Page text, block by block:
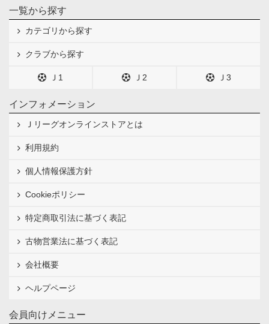
一覧から探す
カテゴリから探す
クラブから探す
Ｊ1 Ｊ2 Ｊ3
インフォメーション
Ｊリーグオンラインストアとは
利用規約
個人情報保護方針
Cookieポリシー
特定商取引法に基づく表記
古物営業法に基づく表記
会社概要
ヘルプページ
会員向けメニュー